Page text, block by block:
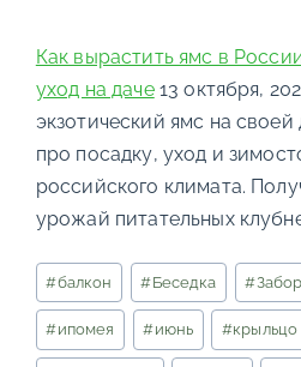
Как вырастить ямс в
уход на даче13 октября,
экзотический ямс на своей
про посадку, уход и
российского климата.
урожай питательных
Метки
записи:
#балкон #Беседка #Забор
#ипомея #июнь #крыльцо